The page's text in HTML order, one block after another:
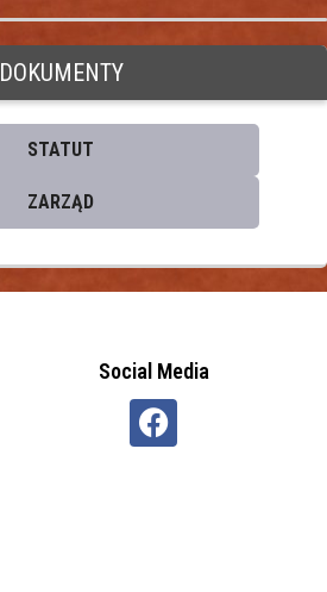
DOKUMENTY
STATUT
ZARZĄD
Social Media